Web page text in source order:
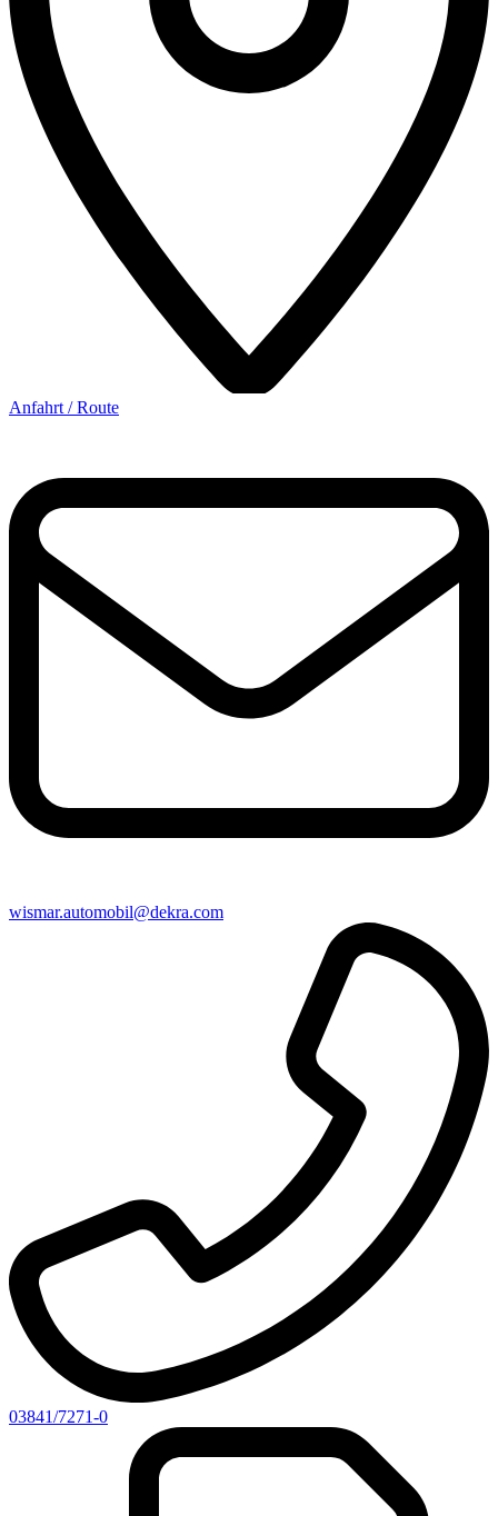
Anfahrt / Route
wismar​.automobil@​dekra.com
03841/7271-0